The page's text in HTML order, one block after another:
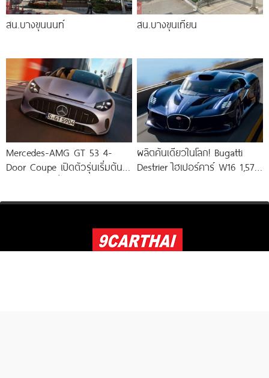
สน.บางขุนนนท์ สน.บางขุนเทียน
Mercedes-AMG GT 53 4-
Door Coupe เปิดตัวรุ่นเริ่มต้น
ผลิตคันเดียวในโลก! Bugatti
Destrier ไฮเปอร์คาร์ W16 1,578